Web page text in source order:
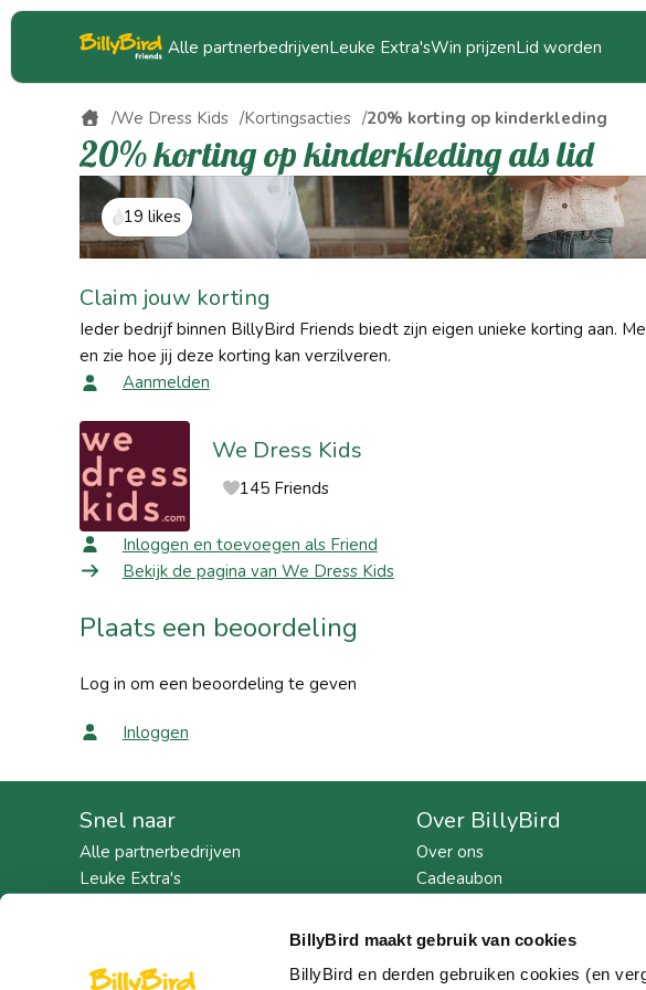
BillyBird maakt gebruik van cookies
BillyBird en derden gebruiken cookies (en
Alle partnerbedrijvenLeuke Extra'sWin prijzenLid worden
We Dress Kids Kortingsacties 20% korting op kinderkleding
20% korting op kinderkleding als lid
19 likes
Claim jouw korting
Ieder bedrijf binnen BillyBird Friends biedt zijn eigen unieke korting aan.
en zie hoe jij deze korting kan verzilveren.
Aanmelden
We Dress Kids
145 Friends
Inloggen en toevoegen als Friend
Bekijk de pagina van We Dress Kids
Plaats een beoordeling
Log in om een beoordeling te geven
Inloggen
Snel naar
Alle partnerbedrijven
Leuke Extra's
Over BillyBird
Over ons
Cadeaubon
Werken bij BillyBird
Exploitatie strandbaden